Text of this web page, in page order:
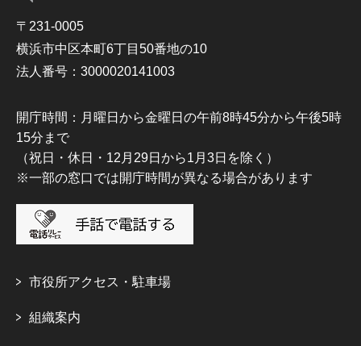
〒231-0005
横浜市中区本町6丁目50番地の10
法人番号：3000020141003
開庁時間：月曜日から金曜日の午前8時45分から午後5時
15分まで
（祝日・休日・12月29日から1月3日を除く）
※一部の窓口では開庁時間が異なる場合があります
市役所アクセス・駐車場
組織案内